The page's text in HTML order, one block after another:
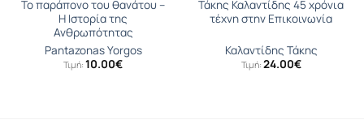
Το παράπονο του θανάτου –
Η Ιστορία της
Ανθρωπότητας
Pantazonas Yorgos
Τιμή: 10.00€
Τάκης Καλαντίδης 45 χρόνια
τέχνη στην Επικοινωνία
Καλαντίδης Τάκης
Τιμή: 24.00€